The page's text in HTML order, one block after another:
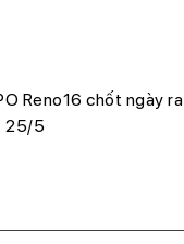
Reno16 chốt ngày ra
25/5